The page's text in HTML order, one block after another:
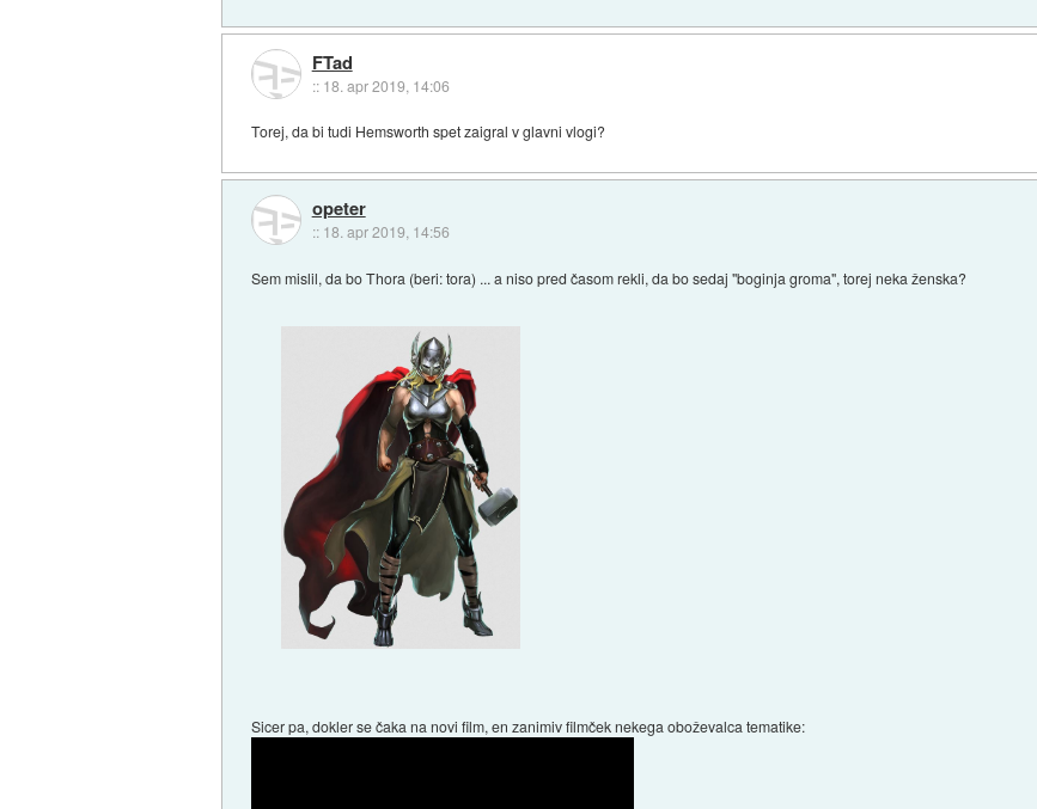
FTad
:: 18. apr 2019, 14:06
Torej, da bi tudi Hemsworth spet zaigral v glavni vlogi?
opeter
:: 18. apr 2019, 14:56
Sem mislil, da bo Thora (beri: tora) ... a niso pred časom rekli, da bo sedaj "boginja groma", torej neka ženska?
Sicer pa, dokler se čaka na novi film, en zanimiv filmček nekega oboževalca tematike: